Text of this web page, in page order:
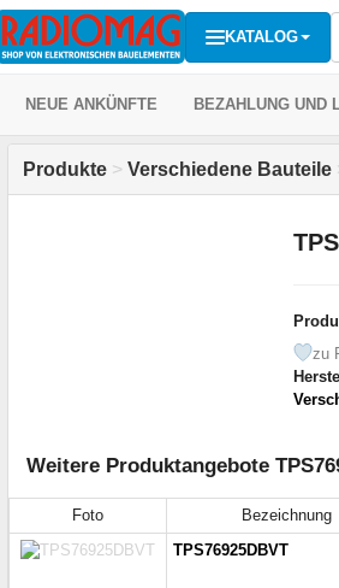
KATALOG
NEUE ANKÜNFTE BEZAHLUNG UND
Produkte > Verschiedene Bauteile
zu
Weitere Produktangebote
Foto Bezeichnung
TPS76925DBVT